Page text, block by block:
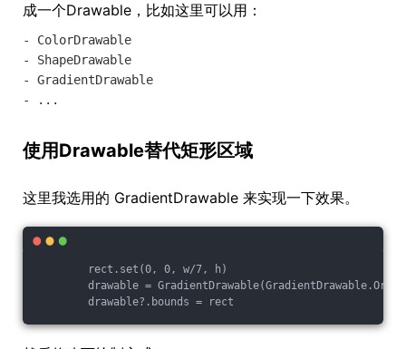
成一个Drawable，比如这里可以用：
- ColorDrawable
- ShapeDrawable
- GradientDrawable
使用Drawable替代矩形区域
这里我选用的 GradientDrawable 来实现一下效果。
        rect.set(0, 0, w/7, h)
drawable =